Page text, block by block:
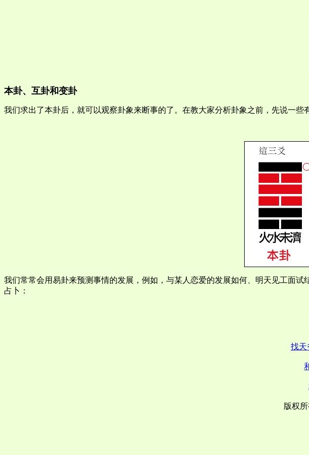
本卦、互卦和变卦
我们求出了本卦后，就可以观察卦象来断事的了。在教大家分析卦象之前，先说一些
我们常常会用易卦来预测事情的发展，例如，与某人恋爱的发展如何、明天见工面
占卜：
找天
版权所